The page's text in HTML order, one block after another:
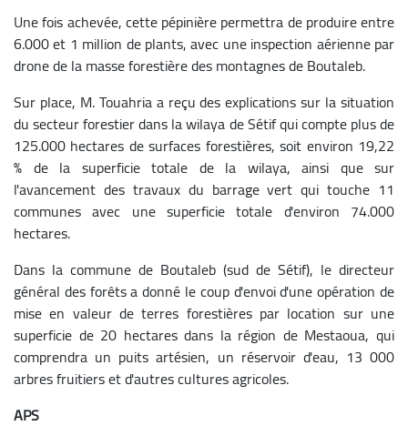
Une fois achevée, cette pépinière permettra de produire entre
6.000 et 1 million de plants, avec une inspection aérienne par
drone de la masse forestière des montagnes de Boutaleb.
Sur place, M. Touahria a reçu des explications sur la situation
du secteur forestier dans la wilaya de Sétif qui compte plus de
125.000 hectares de surfaces forestières, soit environ 19,22
% de la superficie totale de la wilaya, ainsi que sur
l'avancement des travaux du barrage vert qui touche 11
communes avec une superficie totale d'environ 74.000
hectares.
Dans la commune de Boutaleb (sud de Sétif), le directeur
général des forêts a donné le coup d'envoi d'une opération de
mise en valeur de terres forestières par location sur une
superficie de 20 hectares dans la région de Mestaoua, qui
comprendra un puits artésien, un réservoir d'eau, 13 000
arbres fruitiers et d'autres cultures agricoles.
APS